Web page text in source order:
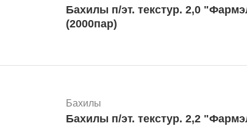
Бахилы п/эт. текстур. 2,0 "Фармэль" №100 (Россия
(2000пар)
Бахилы
Бахилы п/эт. текстур. 2,2 "Фармэль" №100 18 мкм